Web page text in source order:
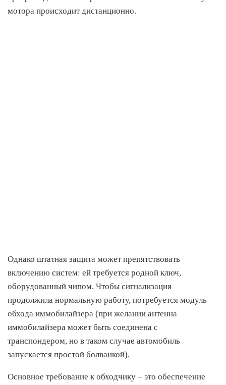
мотора происходит дистанционно.
Однако штатная защита может препятствовать
включению систем: ей требуется родной ключ,
оборудованный чипом. Чтобы сигнализация
продолжила нормальную работу, потребуется модуль
обхода иммобилайзера (при желании антенна
иммобилайзера может быть соединена с
транспондером, но в таком случае автомобиль
запускается простой болванкой).
Основное требование к обходчику – это обеспечение